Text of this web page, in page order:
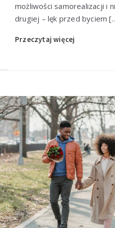
możliwości samorealizacji i
drugiej – lęk przed byciem
Przeczytaj więcej